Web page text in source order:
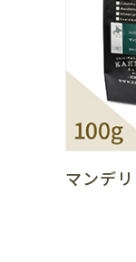
マンデ